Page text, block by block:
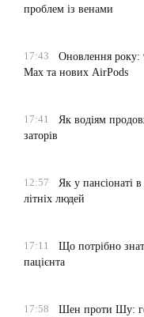
проблем із венами
17:43
Оновлення року:
Max та нових AirPods
17:41
Як водіям
заторів
12:57
Як у пансіонаті
літніх людей
17:11
Що потрібно
пацієнта
17:58
Шен проти Шу: